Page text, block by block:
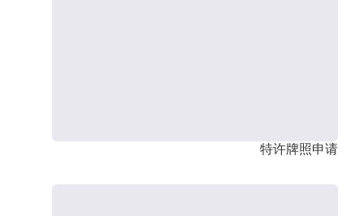
特许牌照申请